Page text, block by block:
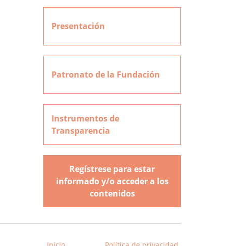
Presentación
Patronato de la Fundación
Instrumentos de
Transparencia
Regístrese para estar
informado y/o acceder a los
contenidos